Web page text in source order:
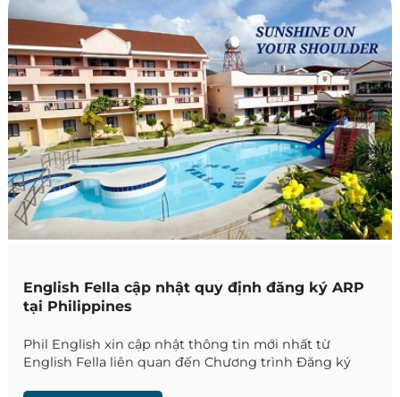
English Fella cập nhật quy định đăng ký ARP
tại Philippines
Phil English xin cập nhật thông tin mới nhất từ
English Fella liên quan đến Chương trình Đăng ký